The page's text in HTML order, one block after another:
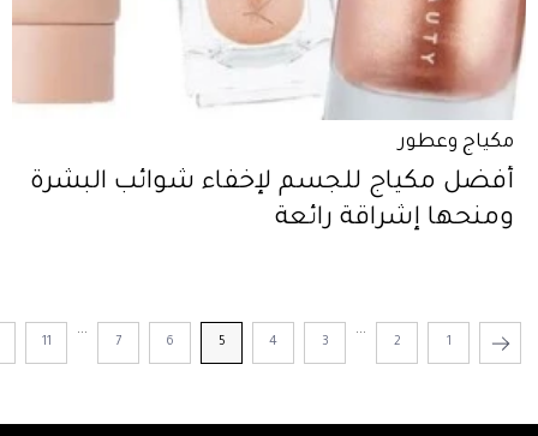
مكياج وعطور
أفضل مكياج للجسم لإخفاء شوائب البشرة
ومنحها إشراقة رائعة
1
2
...
3
4
5
6
7
...
11